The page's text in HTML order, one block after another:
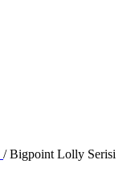
/ Bigpoint Lolly Serisi